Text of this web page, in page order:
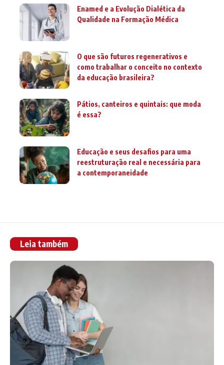
Enamed e a Evolução Dialética da
Qualidade na Formação Médica
O que são futuros regenerativos e
como trabalhar o conceito no contexto
da educação brasileira?
Pátios, canteiros e quintais: que moda
é essa?
Educação e seus desafios para uma
reestruturação real e necessária para
a contemporaneidade
Leia também